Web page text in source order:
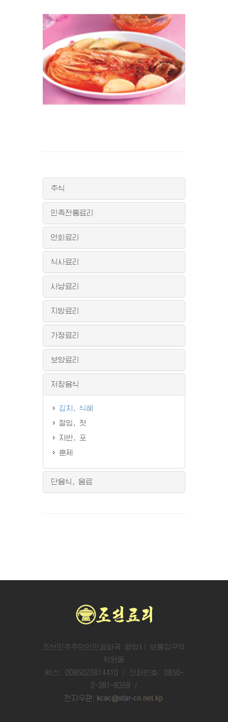
주식
민족전통료리
연회료리
식사료리
사냥료리
지방료리
가정료리
보양료리
저장음식
김치, 식혜
절임, 젓
자반, 포
훈제
단음식, 음료
조선민주주의인민공화국 평양시 보통강구역
락원동
확스: 0085023814410 / 전화번호: 0850-
2-381-8359 /